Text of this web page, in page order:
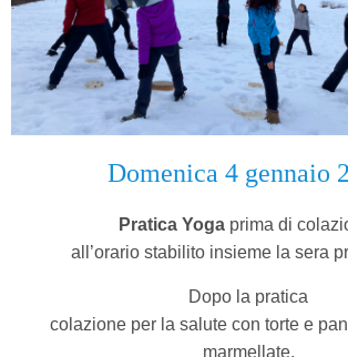
Domenica 4 gennaio
Pratica Yoga prima di
all’orario stabilito insieme la sera
Dopo la pratica
colazione per la salute con torte e
marmellate,